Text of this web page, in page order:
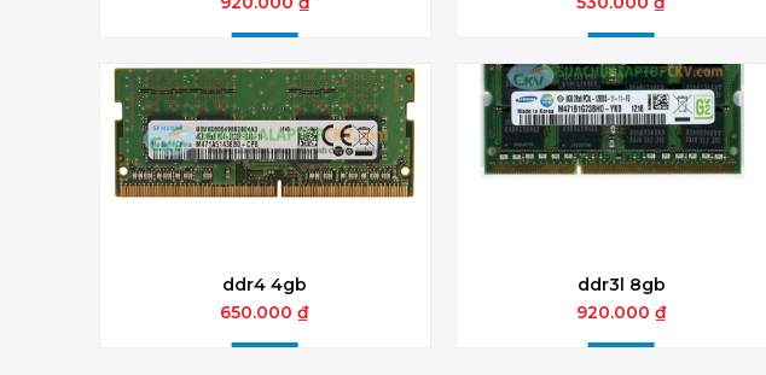
ddr4 4gb
650.000 ₫
ddr3l 8gb
920.000 ₫